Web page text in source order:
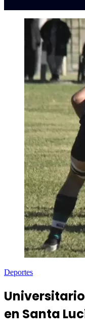
Deportes
en Santa